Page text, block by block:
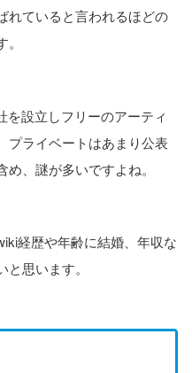
れていると言われるほどの
を設立しフリーのアーティ
プライベートはあまり公表
、謎が多いですよね。
経歴や年齢に結婚、年収な
思います。